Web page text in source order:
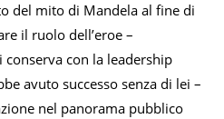
del mito di Mandela al fine di
il ruolo dell’eroe –
con la leadership
avuto successo senza di lei –
nel panorama pubblico